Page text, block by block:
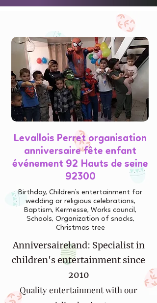
Levallois Perret organisation
anniversaire fête enfant
événement 92 Hauts de seine
92300
Birthday, Children's entertainment for
wedding or religious celebrations,
Baptism, Kermesse, Works council,
Schools, Organization of snacks,
Christmas tree
Anniversaireland: Specialist in
children's entertainment since
2010
Quality entertainment with our